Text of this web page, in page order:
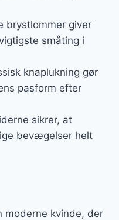
brystlommer giver
småting i
knaplukning gør
pasform efter
sikrer, at
bevægelser helt
moderne kvinde, der